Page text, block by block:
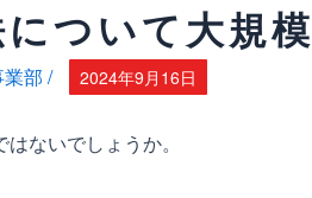
ついて大規
部 / 2024年9月16日
ないでしょうか。